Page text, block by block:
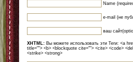
Name
e-mail (не
ваш
XHTML: Вы можете использовать эти Теги: <a
title=""> <b> <blockquote cite=""> <cite> <code>
<strike> <strong>